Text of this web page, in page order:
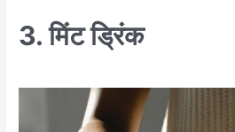
3. मिंट ड्रिंक